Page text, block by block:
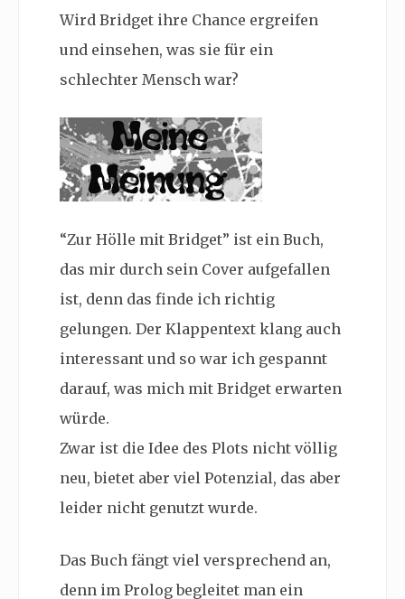
Wird Bridget ihre Chance ergreifen
und einsehen, was sie für ein
schlechter Mensch war?
“Zur Hölle mit Bridget” ist ein Buch,
das mir durch sein Cover aufgefallen
ist, denn das finde ich richtig
gelungen. Der Klappentext klang auch
interessant und so war ich gespannt
darauf, was mich mit Bridget erwarten
würde.
Zwar ist die Idee des Plots nicht völlig
neu, bietet aber viel Potenzial, das aber
leider nicht genutzt wurde.
Das Buch fängt viel versprechend an,
denn im Prolog begleitet man ein